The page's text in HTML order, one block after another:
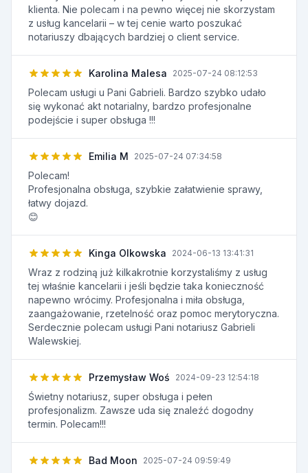
klienta. Nie polecam i na pewno więcej nie skorzystam
z usług kancelarii – w tej cenie warto poszukać
notariuszy dbających bardziej o client service.
Karolina Malesa 2025-07-24 08:12:53
Polecam usługi u Pani Gabrieli. Bardzo szybko udało
się wykonać akt notarialny, bardzo profesjonalne
podejście i super obsługa !!!
Emilia M 2025-07-24 07:34:58
Polecam!
Profesjonalna obsługa, szybkie załatwienie sprawy,
łatwy dojazd.
😊
Kinga Olkowska 2024-06-13 13:41:31
Wraz z rodziną już kilkakrotnie korzystaliśmy z usług
tej właśnie kancelarii i jeśli będzie taka konieczność
napewno wrócimy. Profesjonalna i miła obsługa,
zaangażowanie, rzetelność oraz pomoc merytoryczna.
Serdecznie polecam usługi Pani notariusz Gabrieli
Walewskiej.
Przemysław Woś 2024-09-23 12:54:18
Świetny notariusz, super obsługa i pełen
profesjonalizm. Zawsze uda się znaleźć dogodny
termin. Polecam!!!
Bad Moon 2025-07-24 09:59:49